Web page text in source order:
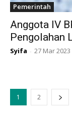
Pemerintah
Anggota IV
Pengolahan
Syifa - 27 Mar 2023
1 2